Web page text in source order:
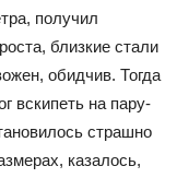
получил
близкие стали
обидчив. Тогда
вскипеть на пару-
страшно
казалось,